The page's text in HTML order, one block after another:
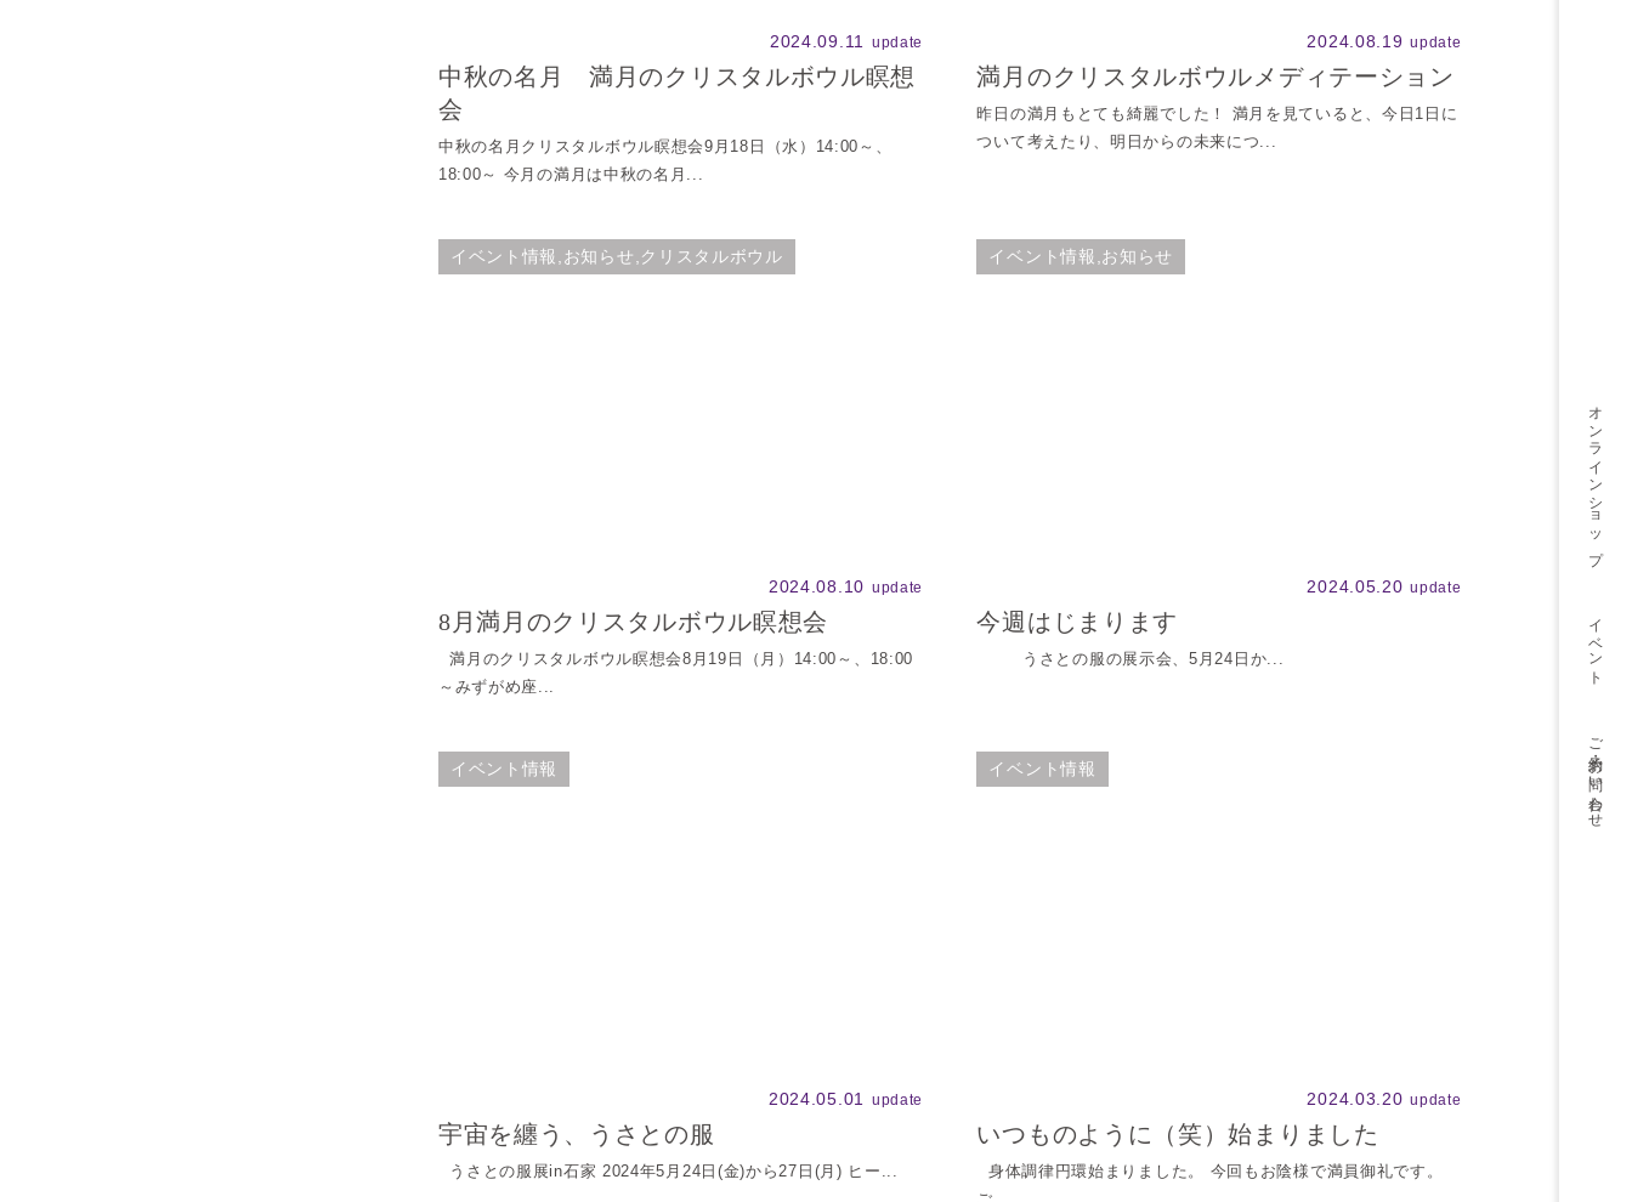
オンライン
ショップ
イベント
ご予約・
お問い合わせ
2024.09.11 update
中秋の名月 満月のクリスタルボウル瞑想
会
中秋の名月クリスタルボウル瞑想会9月18日（水）14:00～、
18:00～ 今月の満月は中秋の名月...
2024.08.19 update
満月のクリスタルボウルメディテーション
昨日の満月もとても綺麗でした！ 満月を見ていると、今日1日に
ついて考えたり、明日からの未来につ...
イベント情報,お知らせ,クリスタルボウル
2024.08.10 update
8月満月のクリスタルボウル瞑想会
満月のクリスタルボウル瞑想会8月19日（月）14:00～、18:00
～みずがめ座...
イベント情報,お知らせ
2024.05.20 update
今週はじまります
うさとの服の展示会、5月24日か...
イベント情報
2024.05.01 update
宇宙を纏う、うさとの服
うさとの服展in石家 2024年5月24日(金)から27日(月) ヒー...
イベント情報
2024.03.20 update
いつものように（笑）始まりました
身体調律円環始まりました。 今回もお陰様で満員御礼です。